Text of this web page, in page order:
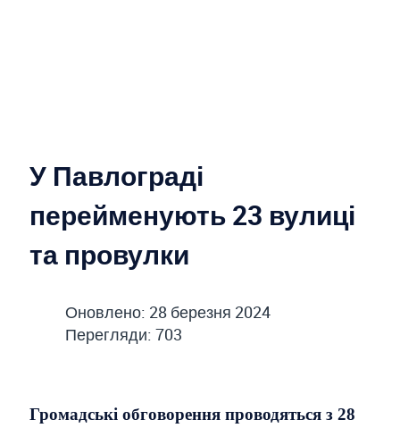
У Павлограді
перейменують 23 вулиці
та провулки
Оновлено: 28 березня 2024
Перегляди: 703
Громадські обговорення проводяться з 28